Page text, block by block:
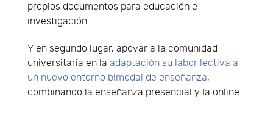
propios documentos para educación e
investigación.
Y en segundo lugar, apoyar a la comunidad
universitaria en la adaptación su labor lectiva a
un nuevo entorno bimodal de enseñanza,
combinando la enseñanza presencial y la online.